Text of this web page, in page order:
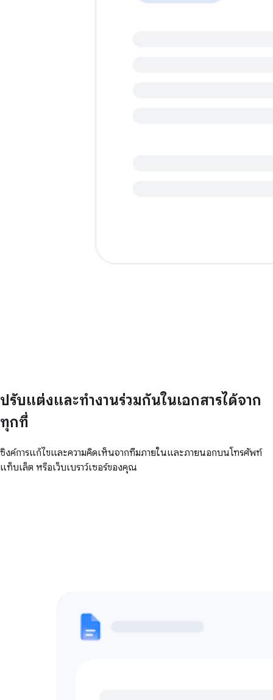
ปรับแต่งและทำงานร่วมกันในเอกสารได้จาก
ทุกที่
ซิงค์การแก้ไขและความคิดเห็นจากทีมภายในและภายนอกบนโทรศัพท์
แท็บเล็ต หรือเว็บเบราว์เซอร์ของคุณ